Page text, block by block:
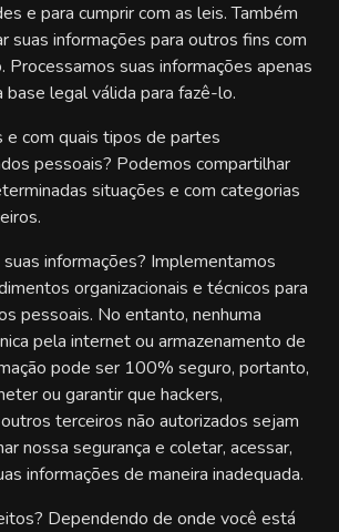
e para cumprir com as leis. Também
suas informações para outros fins com
Processamos suas informações apenas
legal válida para fazê-lo.
e com quais tipos de partes
pessoais? Podemos compartilhar
situações e com categorias
informações? Implementamos
organizacionais e técnicos para
pessoais. No entanto, nenhuma
pela internet ou armazenamento de
pode ser 100% seguro, portanto,
ou garantir que hackers,
terceiros não autorizados sejam
nossa segurança e coletar, acessar,
informações de maneira inadequada.
Dependendo de onde você está